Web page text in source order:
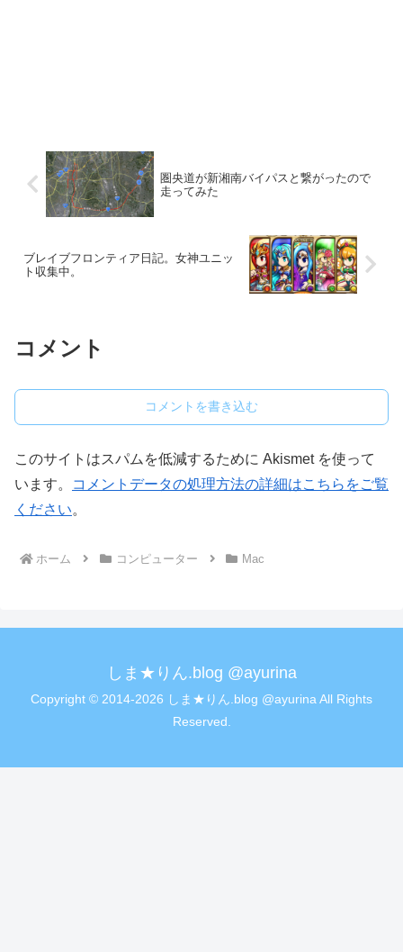
圏央道が新湘南バイパスと繋がったので
走ってみた
ブレイブフロンティア日記。女神ユニッ
ト収集中。
コメント
コメントを書き込む
このサイトはスパムを低減するために Akismet を使って
います。
コメントデータの処理方法の詳細はこちらをご覧
ください。
ホーム コンピューター Mac
しま★りん.blog @ayurina
Copyright © 2014-2026 しま★りん.blog @ayurina All Rights
Reserved.